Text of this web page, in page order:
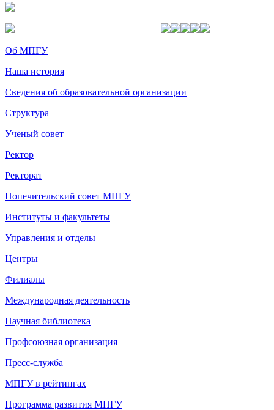
Об МПГУ
Наша история
Сведения об образовательной организации
Структура
Ученый совет
Ректор
Ректорат
Попечительский совет МПГУ
Институты и факультеты
Управления и отделы
Центры
Филиалы
Международная деятельность
Научная библиотека
Профсоюзная организация
Пресс-служба
МПГУ в рейтингах
Программа развития МПГУ